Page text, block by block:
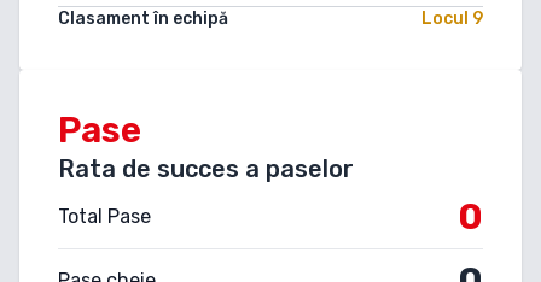
Clasament în echipă Locul 9
Pase
Rata de succes a paselor
Total Pase 0